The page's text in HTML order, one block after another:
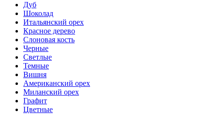
Дуб
Шоколад
Итальянский орех
Красное дерево
Слоновая кость
Черные
Светлые
Темные
Вишня
Американский орех
Миланский орех
Графит
Цветные